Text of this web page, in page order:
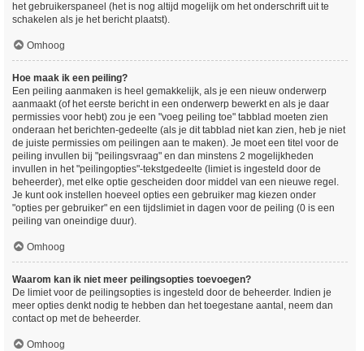
het gebruikerspaneel (het is nog altijd mogelijk om het onderschrift uit te
schakelen als je het bericht plaatst).
Omhoog
Hoe maak ik een peiling?
Een peiling aanmaken is heel gemakkelijk, als je een nieuw onderwerp
aanmaakt (of het eerste bericht in een onderwerp bewerkt en als je daar
permissies voor hebt) zou je een "voeg peiling toe" tabblad moeten zien
onderaan het berichten-gedeelte (als je dit tabblad niet kan zien, heb je niet
de juiste permissies om peilingen aan te maken). Je moet een titel voor de
peiling invullen bij "peilingsvraag" en dan minstens 2 mogelijkheden
invullen in het "peilingopties"-tekstgedeelte (limiet is ingesteld door de
beheerder), met elke optie gescheiden door middel van een nieuwe regel.
Je kunt ook instellen hoeveel opties een gebruiker mag kiezen onder
"opties per gebruiker" en een tijdslimiet in dagen voor de peiling (0 is een
peiling van oneindige duur).
Omhoog
Waarom kan ik niet meer peilingsopties toevoegen?
De limiet voor de peilingsopties is ingesteld door de beheerder. Indien je
meer opties denkt nodig te hebben dan het toegestane aantal, neem dan
contact op met de beheerder.
Omhoog